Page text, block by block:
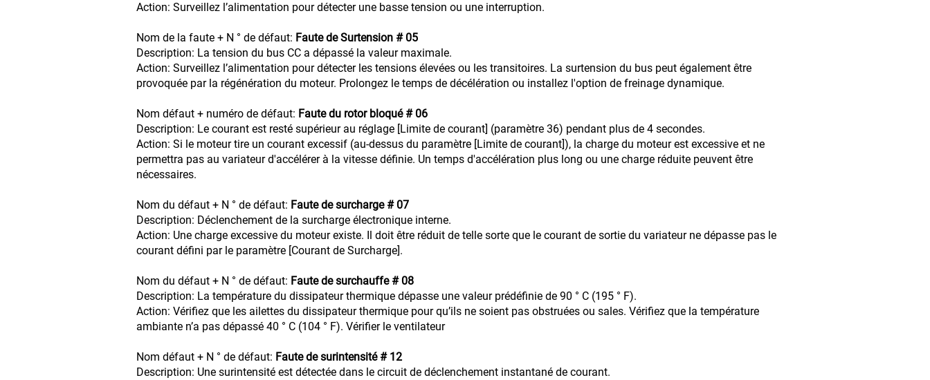
Action: Surveillez l’alimentation pour détecter une basse tension ou une interruption.
Nom de la faute + N ° de défaut: Faute de Surtension # 05
Description: La tension du bus CC a dépassé la valeur maximale.
Action: Surveillez l’alimentation pour détecter les tensions élevées ou les transitoires. La surtension du bus peut également être
provoquée par la régénération du moteur. Prolongez le temps de décélération ou installez l'option de freinage dynamique.
Nom défaut + numéro de défaut: Faute du rotor bloqué # 06
Description: Le courant est resté supérieur au réglage [Limite de courant] (paramètre 36) pendant plus de 4 secondes.
Action: Si le moteur tire un courant excessif (au-dessus du paramètre [Limite de courant]), la charge du moteur est excessive et ne
permettra pas au variateur d'accélérer à la vitesse définie. Un temps d'accélération plus long ou une charge réduite peuvent être
nécessaires.
Nom du défaut + N ° de défaut: Faute de surcharge # 07
Description: Déclenchement de la surcharge électronique interne.
Action: Une charge excessive du moteur existe. Il doit être réduit de telle sorte que le courant de sortie du variateur ne dépasse pas le
courant défini par le paramètre [Courant de Surcharge].
Nom du défaut + N ° de défaut: Faute de surchauffe # 08
Description: La température du dissipateur thermique dépasse une valeur prédéfinie de 90 ° C (195 ° F).
Action: Vérifiez que les ailettes du dissipateur thermique pour qu’ils ne soient pas obstruées ou sales. Vérifiez que la température
ambiante n’a pas dépassé 40 ° C (104 ° F). Vérifier le ventilateur
Nom défaut + N ° de défaut: Faute de surintensité # 12
Description: Une surintensité est détectée dans le circuit de déclenchement instantané de courant.